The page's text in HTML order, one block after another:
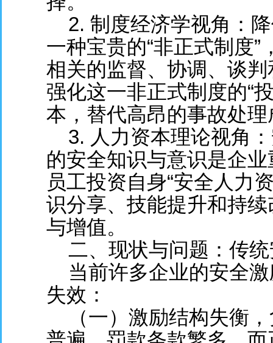
2. 制度经济学视角：
一种宝贵的“非正式制度
相关的监督、协调、谈
强化这一非正式制度的“
本，替代高昂的事故处
3. 人力资本理论视角
的安全知识与意识是企
员工投资自身“安全人力
识分享、技能提升和持
与增值。
二、现状与问题：传统
当前许多企业的安全激
失效：
（一）激励结构失衡，